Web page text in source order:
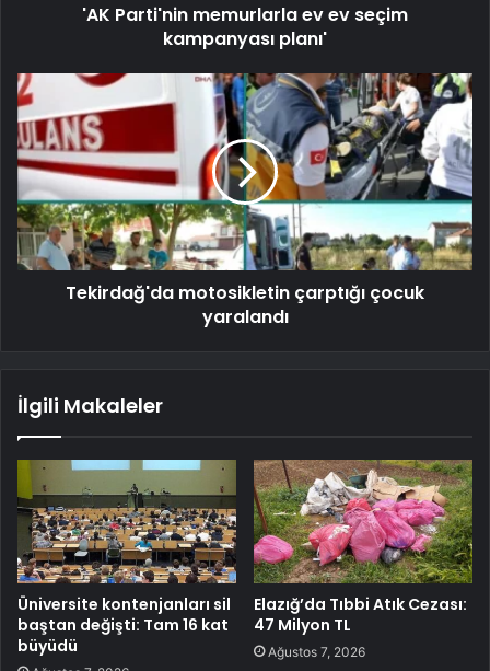
'AK Parti'nin memurlarla ev ev seçim
kampanyası planı'
Tekirdağ'da motosikletin çarptığı çocuk
yaralandı
İlgili Makaleler
Üniversite kontenjanları sil
baştan değişti: Tam 16 kat
büyüdü
Elazığ’da Tıbbi Atık Cezası:
47 Milyon TL
Ağustos 7, 2026